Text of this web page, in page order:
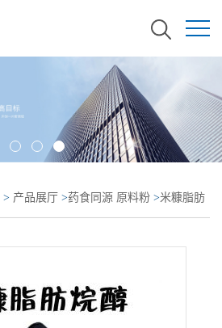
> 产品展厅 >药食同源 原料粉 >米糠脂肪